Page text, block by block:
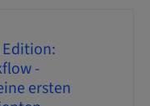
-
ersten